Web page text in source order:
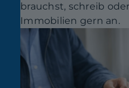
brauchst, schreib
Immobilien gern an.